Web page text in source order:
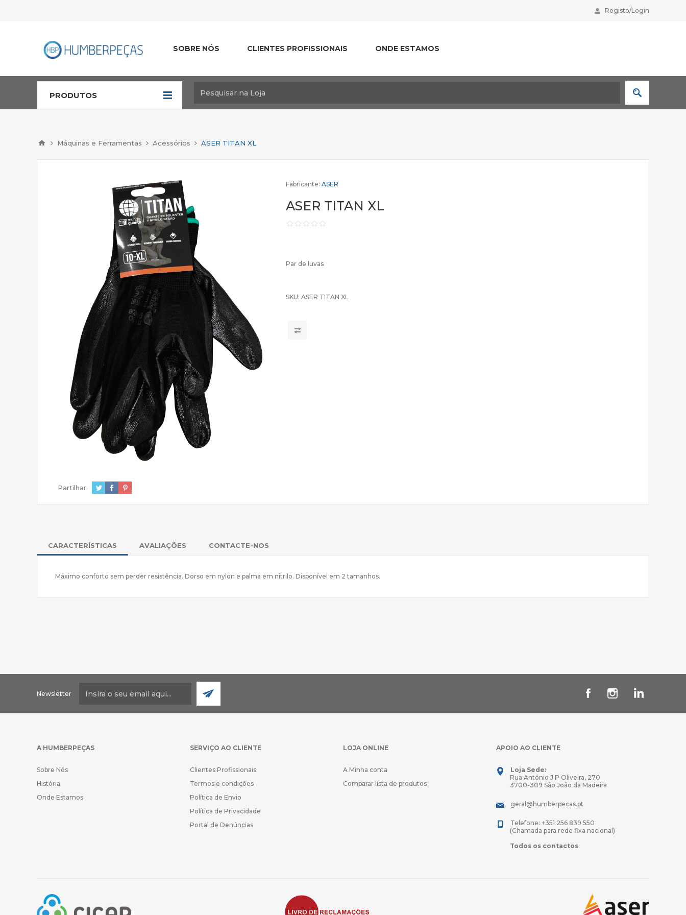
Registo/Login
SOBRE NÓS CLIENTES PROFISSIONAIS ONDE ESTAMOS
PRODUTOS
Máquinas e Ferramentas Acessórios ASER TITAN XL
Fabricante: ASER
ASER TITAN XL
Par de luvas
SKU: ASER TITAN XL
Partilhar:
CARACTERÍSTICAS AVALIAÇÕES CONTACTE-NOS
Máximo conforto sem perder resistência. Dorso em nylon e palma em nitrilo. Disponível em 2 tamanhos.
Newsletter
A HUMBERPEÇAS
Sobre Nós
História
Onde Estamos
SERVIÇO AO CLIENTE
Clientes Profissionais
Termos e condições
Política de Envio
Política de Privacidade
Portal de Denúncias
LOJA ONLINE
A Minha conta
Comparar lista de produtos
APOIO AO CLIENTE
Loja Sede:
Rua António J P Oliveira, 270
3700-309 São João da Madeira
geral@humberpecas.pt
Telefone: +351 256 839 550
(Chamada para rede fixa nacional)
Todos os contactos